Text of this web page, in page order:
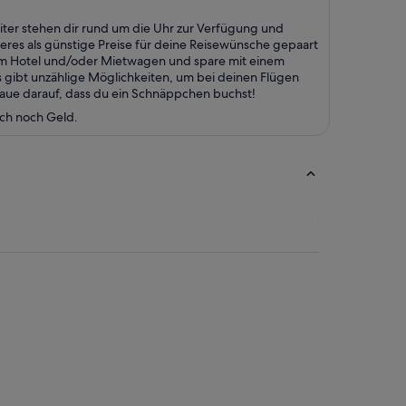
stehen dir rund um die Uhr zur Verfügung und
als günstige Preise für deine Reisewünsche gepaart
Hotel und/oder Mietwagen und spare mit einem
unzählige Möglichkeiten, um bei deinen Flügen
darauf, dass du ein Schnäppchen buchst!
noch Geld.